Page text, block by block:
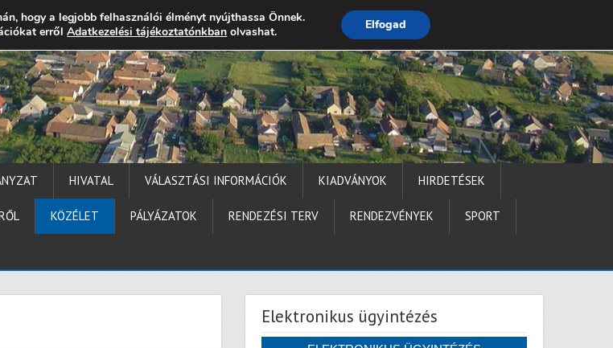
110 Elérhetőségek Technika segítség Impresszum
HIVATAL VÁLASZTÁSI INFORMÁCIÓK KIADVÁNYOK HIRDETÉSEK
KÖZÉLET PÁLYÁZATOK RENDEZÉSI TERV RENDEZVÉNYEK SPORT
Elektronikus ügyintézés
hogy a legjobb felhasználói élményt nyújthassa Önnek.
errőlAdatkezelési tájékoztatónkban olvashat. Elfogad